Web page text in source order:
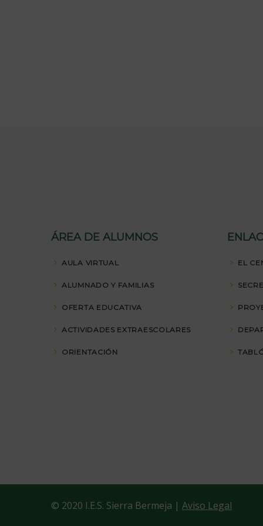
ÁREA DE ALUMNOS
AULA VIRTUAL
ALUMNADO Y FAMILIAS
OFERTA EDUCATIVA
ACTIVIDADES EXTRAESCOLARES
ORIENTACIÓN
EL
© 2020 I.E.S. Sierra Bermeja | Aviso Legal